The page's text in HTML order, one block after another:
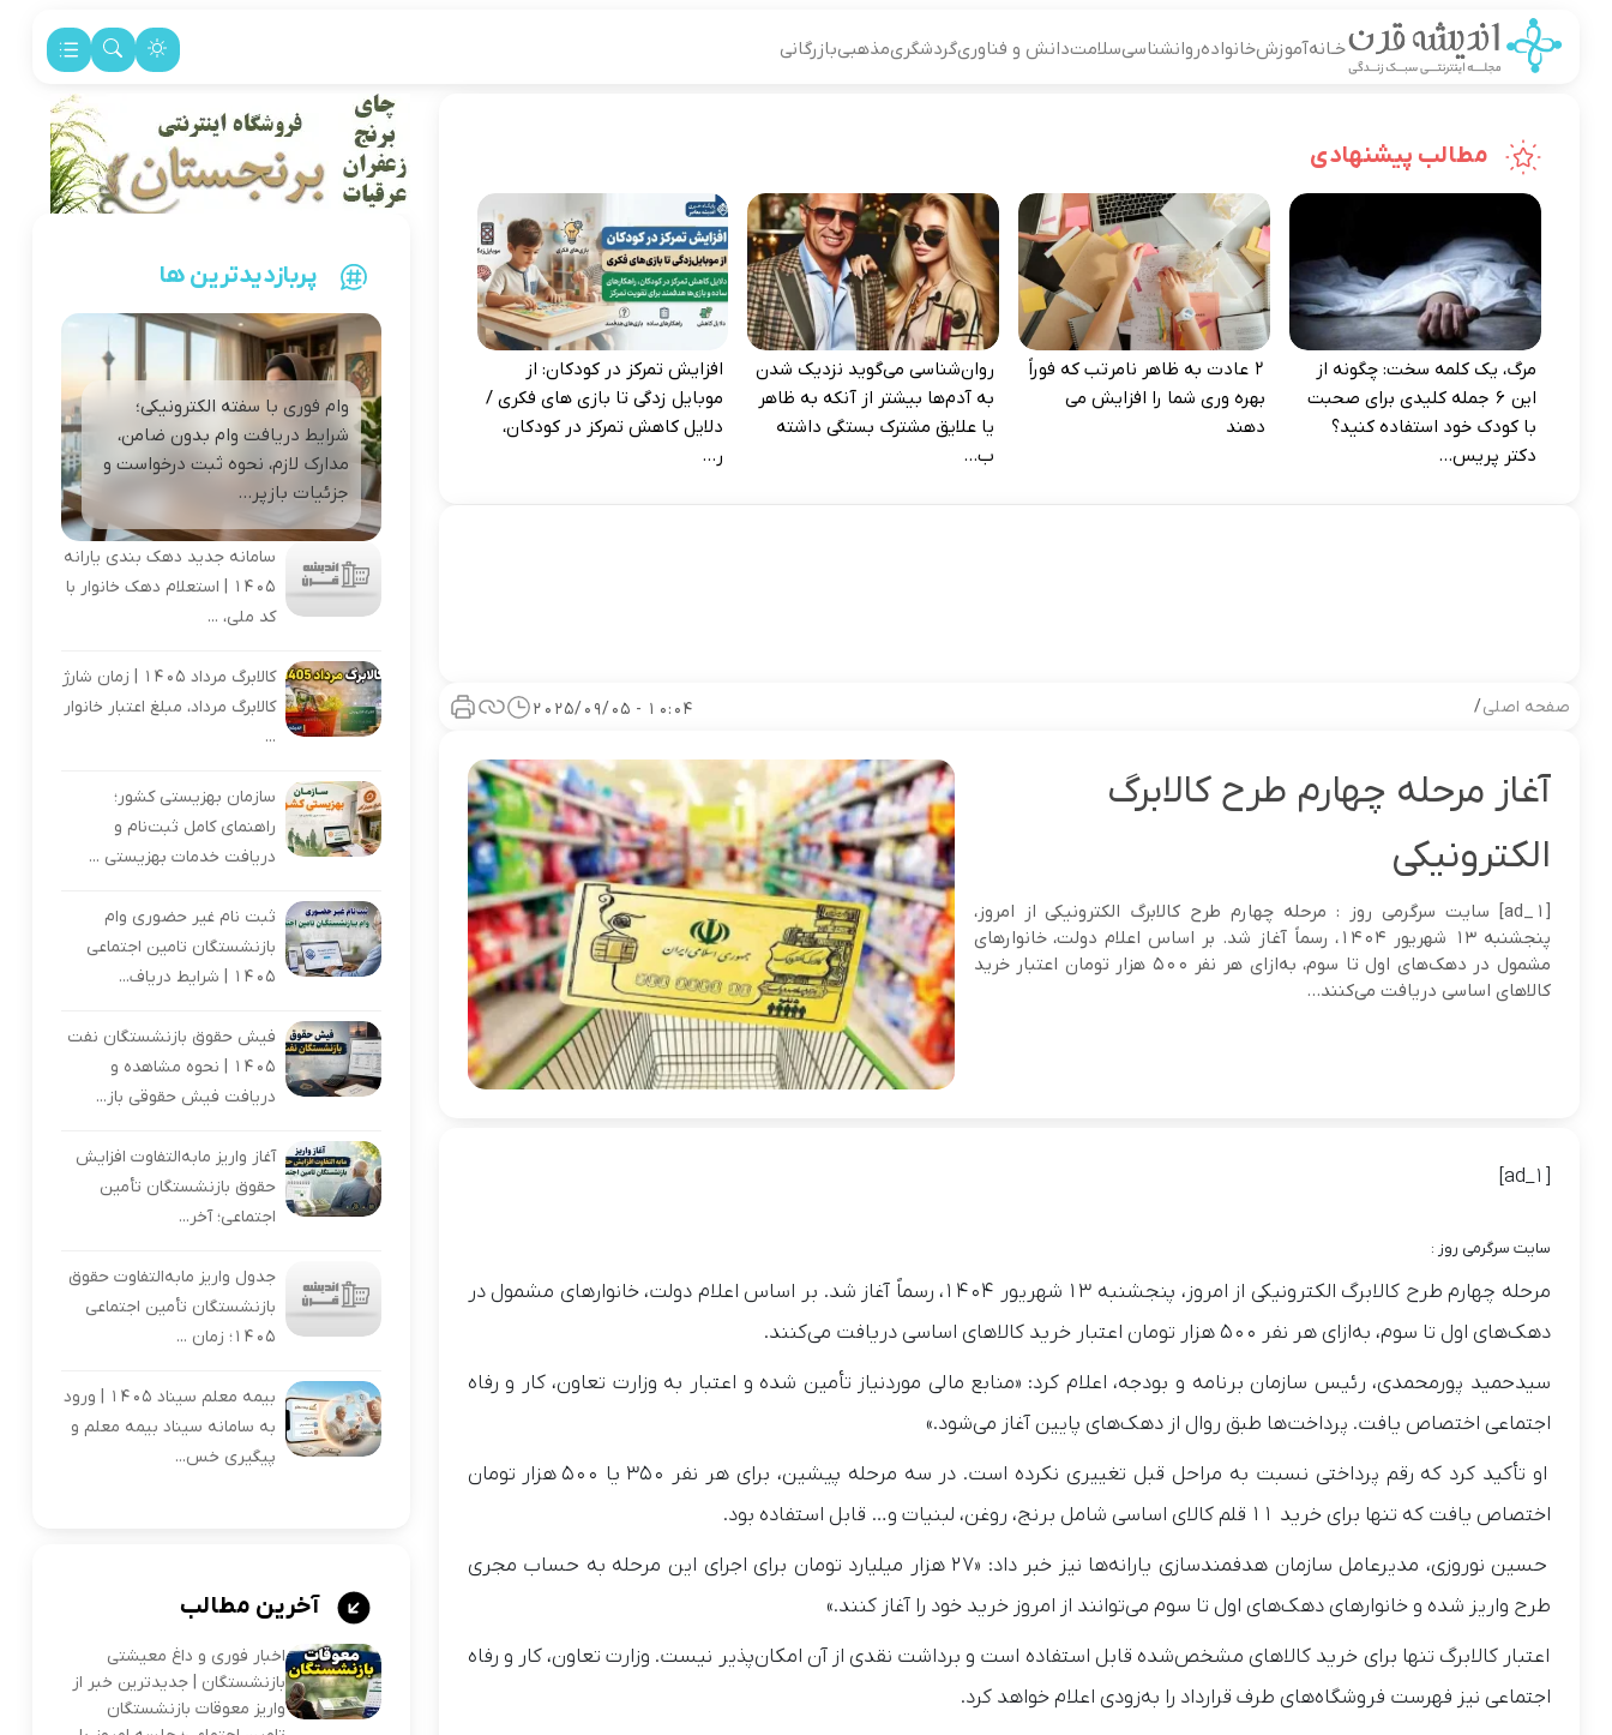
خـانهآموزشخانوادهروانشناسیسلامتدانش و فناوریگردشگریمذهبیبازرگانی
صفحه اصلی/
10:04 - 2025/09/05
آغاز مرحله چهارم طرح کالابرگ
الکترونیکی
[ad_1] سایت سرگرمی روز : مرحله چهارم طرح کالابرگ الکترونیکی از امروز،
پنجشنبه ۱۳ شهریور ۱۴۰۴، رسماً آغاز شد. بر اساس اعلام دولت، خانوارهای
مشمول در دهک‌های اول تا سوم، به‌ازای هر نفر ۵۰۰ هزار تومان اعتبار خرید
کالاهای اساسی دریافت می‌کنند...
مطالب پیشنهادی
مرگ، یک کلمه سخت: چگونه از
این ۶ جمله کلیدی برای صحبت
با کودک خود استفاده کنید؟
دکتر پریس...
۲ عادت به‌ ظاهر نامرتب که فوراً
بهره‌ وری شما را افزایش می‌
دهند
روان‌شناسی می‌گوید نزدیک شدن
به آدم‌ها بیشتر از آنکه به ظاهر
یا علایق مشترک بستگی داشته
ب...
افزایش تمرکز در کودکان: از
موبایل‌ زدگی تا بازی‌ های فکری /
دلایل کاهش تمرکز در کودکان،
ر...
سایت سرگرمی روز :
مرحله چهارم طرح کالابرگ الکترونیکی از امروز، پنجشنبه ۱۳ شهریور ۱۴۰۴، رسماً آغاز شد. بر اساس اعلام دولت، خانوارهای مشمول در
دهک‌های اول تا سوم، به‌ازای هر نفر ۵۰۰ هزار تومان اعتبار خرید کالاهای اساسی دریافت می‌کنند.
سیدحمید پورمحمدی، رئیس سازمان برنامه و بودجه، اعلام کرد: «منابع مالی موردنیاز تأمین شده و اعتبار به وزارت تعاون، کار و رفاه
اجتماعی اختصاص یافت. پرداخت‌ها طبق روال از دهک‌های پایین آغاز می‌شود.»
او تأکید کرد که رقم پرداختی نسبت به مراحل قبل تغییری نکرده است. در سه مرحله پیشین، برای هر نفر ۳۵۰ یا ۵۰۰ هزار تومان
اختصاص یافت که تنها برای خرید ۱۱ قلم کالای اساسی شامل برنج، روغن، لبنیات و… قابل استفاده بود.
حسین نوروزی، مدیرعامل سازمان هدفمندسازی یارانه‌ها نیز خبر داد: «۲۷ هزار میلیارد تومان برای اجرای این مرحله به حساب مجری
طرح واریز شده و خانوارهای دهک‌های اول تا سوم می‌توانند از امروز خرید خود را آغاز کنند.»
اعتبار کالابرگ تنها برای خرید کالاهای مشخص‌شده قابل استفاده است و برداشت نقدی از آن امکان‌پذیر نیست. وزارت تعاون، کار و رفاه
اجتماعی نیز فهرست فروشگاه‌های طرف قرارداد را به‌زودی اعلام خواهد کرد.
پربازدیدترین ها
وام فوری با سفته الکترونیکی؛
شرایط دریافت وام بدون ضامن،
مدارک لازم، نحوه ثبت درخواست و
جزئیات بازپر...
سامانه جدید دهک بندی یارانه
۱۴۰۵ | استعلام دهک خانوار با
کد ملی، ...
کالابرگ مرداد 1405 | زمان شارژ
کالابرگ مرداد، مبلغ اعتبار خانوار
...
سازمان بهزیستی کشور؛
راهنمای کامل ثبت‌نام و
دریافت خدمات بهزیستی ...
ثبت نام غیر حضوری وام
بازنشستگان تامین اجتماعی
۱۴۰۵ | شرایط دریاف...
فیش حقوق بازنشستگان نفت
۱۴۰۵ | نحوه مشاهده و
دریافت فیش حقوقی باز...
آغاز واریز مابه‌التفاوت افزایش
حقوق بازنشستگان تأمین
اجتماعی؛ آخر...
جدول واریز مابه‌التفاوت حقوق
بازنشستگان تأمین اجتماعی
۱۴۰۵؛ زمان ...
بیمه معلم سیناد ۱۴۰۵ | ورود
به سامانه سیناد بیمه معلم و
پیگیری خس...
آخرین مطالب
اخبار فوری و داغ معیشتی
بازنشستگان | جدیدترین خبر از
واریز معوقات بازنشستگان